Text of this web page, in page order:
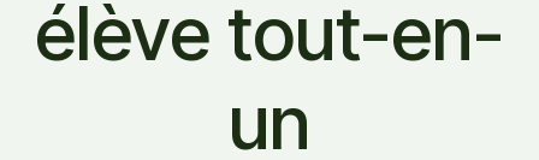
élève tout-en-
un